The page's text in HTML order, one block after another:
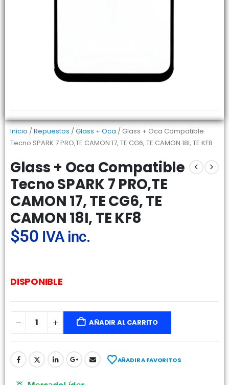
Inicio /Repuestos /Glass + Oca / Glass + Oca Compatible
Tecno SPARK 7 PRO,TE CAMON 17, TE CG6, TE CAMON 18I, TE KF8
Glass + Oca Compatible
Tecno SPARK 7 PRO,TE
CAMON 17, TE CG6, TE
CAMON 18I, TE KF8
$50 IVA inc.
DISPONIBLE
AÑADIR AL CARRITO
AÑADIR A FAVORITOS